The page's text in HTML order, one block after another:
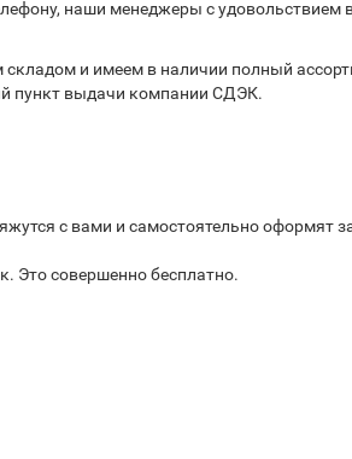
наши менеджеры с удовольствием
и имеем в наличии полный
пункт выдачи компании СДЭК.
с вами и самостоятельно оформят
Это совершенно бесплатно.